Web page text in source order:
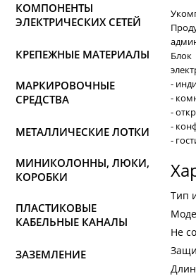
КОМПОНЕНТЫ
ЭЛЕКТРИЧЕСКИХ СЕТЕЙ
КРЕПЕЖНЫЕ МАТЕРИАЛЫ
МАРКИРОВОЧНЫЕ
СРЕДСТВА
МЕТАЛЛИЧЕСКИЕ ЛОТКИ
МИНИКОЛОННЫ, ЛЮКИ,
КОРОБКИ
ПЛАСТИКОВЫЕ
КАБЕЛЬНЫЕ КАНАЛЫ
ЗАЗЕМЛЕНИЕ
Блок
-
-
-
-
-
Тип
Не